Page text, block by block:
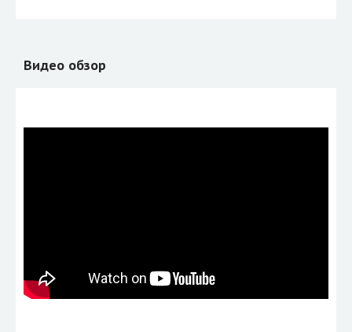
Видео обзор